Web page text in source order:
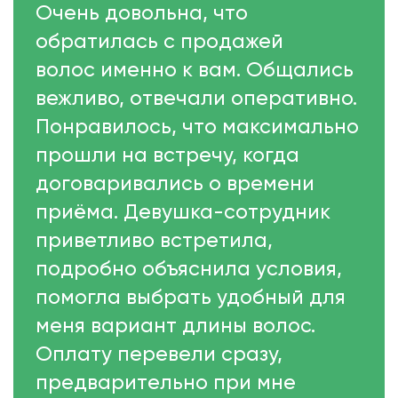
Очень довольна, что
обратилась с продажей
волос именно к вам. Общались
вежливо, отвечали оперативно.
Понравилось, что максимально
прошли на встречу, когда
договаривались о времени
приёма. Девушка-сотрудник
приветливо встретила,
подробно объяснила условия,
помогла выбрать удобный для
меня вариант длины волос.
Оплату перевели сразу,
предварительно при мне